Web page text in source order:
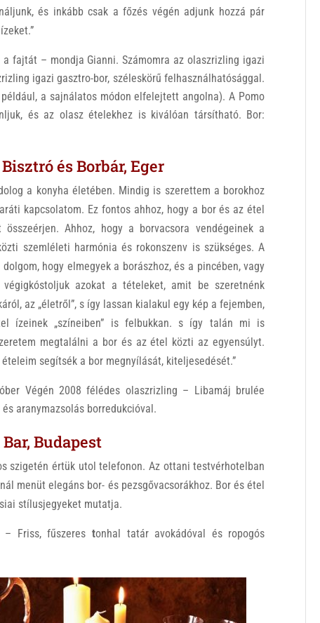
és inkább csak a főzés végén adjunk hozzá pár
a fajtát – mondja Gianni. Számomra az olaszrizling igazi
igazi gasztro-bor, széleskörű felhasználhatósággal.
a sajnálatos módon elfelejtett angolna). A Pomo
és az olasz ételekhez is kiválóan társítható. Bor:
és Borbár, Eger
a konyha életében. Mindig is szerettem a borokhoz
kapcsolatom. Ez fontos ahhoz, hogy a bor és az étel
Ahhoz, hogy a borvacsora vendégeinek a
szemléleti harmónia és rokonszenv is szükséges. A
hogy elmegyek a borászhoz, és a pincében, vagy
azokat a tételeket, amit be szeretnénk
az „életről”, s így lassan kialakul egy kép a fejemben,
ízeinek „színeiben” is felbukkan. s így talán mi is
megtalálni a bor és az étel közti az egyensúlyt.
segítsék a bor megnyílását, kiteljesedését.”
Végén 2008 félédes olaszrizling – Libamáj brulée
aranymazsolás borredukcióval.
Budapest
szigetén értük utol telefonon. Az ottani testvérhotelban
menüt elegáns bor- és pezsgővacsorákhoz. Bor és étel
stílusjegyeket mutatja.
– Friss, fűszeres tonhal tatár avokádóval és ropogós